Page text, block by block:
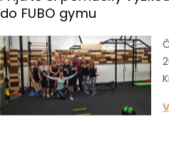
do FUBO gymu